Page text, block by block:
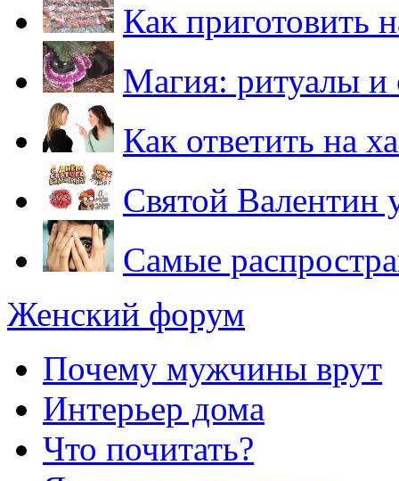
Как приготовить
Магия: ритуалы и
Как ответить на
Святой Валентин
Самые
Женский форум
Почему мужчины врут
Интерьер дома
Что почитать?